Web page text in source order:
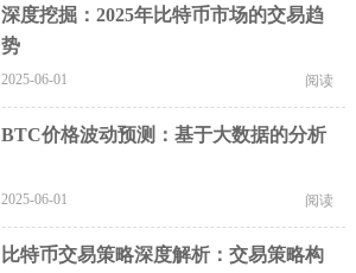
深度挖掘：2025年比特币市场的交易趋
势
2025-06-01 阅读
BTC价格波动预测：基于大数据的分析
2025-06-01 阅读
比特币交易策略深度解析：交易策略构